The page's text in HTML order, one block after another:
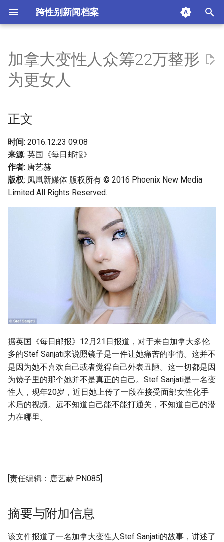
跨性别新闻档案
t
a
l
i
z
i
c
h
正文
附加信息 [Processed Page
加拿大变性人众筹22万整形
为更女人
正文
时间: 2016.12.23 09:08
来源: 英国《每日邮报》
作者: 唐艺赫
版权: 凤凰新媒体 版权所有 © 2016 Phoenix New Media
Limited All Rights Reserved.
据英国《每日邮报》12月21日报道，对于来自加拿大多伦
多的Stef Sanjati来说照镜子是一件让她痛苦的事情。这并不
是因为她不喜欢自己或者觉得自己外表丑陋。这一切都是因
为镜子里的那个她并不是真正的自己。Stef Sanjati是一名变
性人，现年20岁，近日她上传了一段在接受面部女性化手
术后的视频。远不知道自己能不能打通关，不知道自己的潜
力在哪里。
[责任编辑：唐艺赫 PN085]
摘要与附加信息
该文件报道了一名加拿大变性人Stef Sanjati的故事，讲述了